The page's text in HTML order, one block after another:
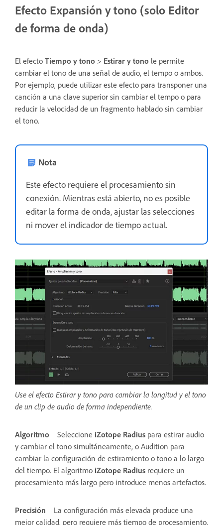
Efecto Expansión y tono (solo Editor
de forma de onda)
El efecto Tiempo y tono > Estirar y tono le permite
cambiar el tono de una señal de audio, el tempo o ambos.
Por ejemplo, puede utilizar este efecto para transponer una
canción a una clave superior sin cambiar el tempo o para
reducir la velocidad de un fragmento hablado sin cambiar
el tono.
Nota
Este efecto requiere el procesamiento sin
conexión. Mientras está abierto, no es posible
editar la forma de onda, ajustar las selecciones
ni mover el indicador de tiempo actual.
Use el efecto Estirar y tono para cambiar la longitud y el tono
de un clip de audio de forma independiente.
Algoritmo Seleccione iZotope Radius para estirar audio
y cambiar el tono simultáneamente, o Audition para
cambiar la configuración de estiramiento o tono a lo largo
del tiempo. El algoritmo iZotope Radius requiere un
procesamiento más largo pero introduce menos artefactos.
Precisión
La configuración más elevada produce una
mejor calidad, pero requiere más tiempo de procesamiento.